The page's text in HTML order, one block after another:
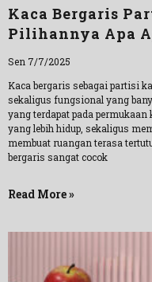
Kaca Bergaris
Pilihannya Apa
Sen 7/7/2025
Kaca bergaris sebagai partisi
sekaligus fungsional yang
yang terdapat pada
yang lebih hidup, sekaligus
membuat ruangan terasa
bergaris sangat cocok
Read More »